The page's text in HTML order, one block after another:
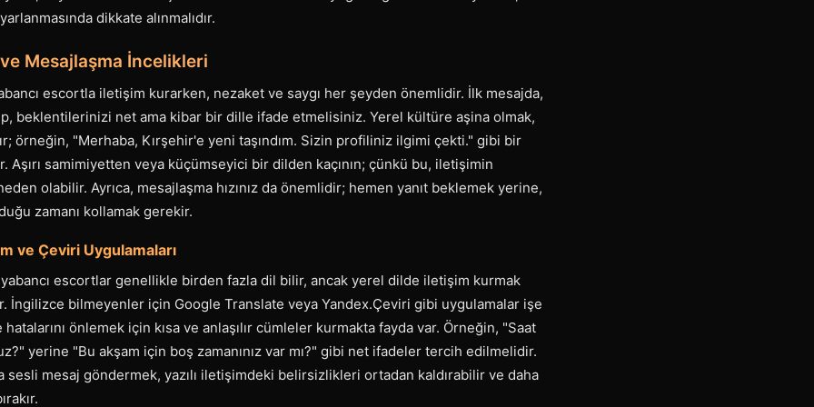
dikkate alınmalıdır.
Mesajlaşma İncelikleri
escortla iletişim kurarken, nezaket ve saygı her şeyden önemlidir. İlk mesajda,
beklentilerinizi net ama kibar bir dille ifade etmelisiniz. Yerel kültüre aşina olmak,
örneğin, "Merhaba, Kırşehir'e yeni taşındım. Sizin profiliniz ilgimi çekti." gibi bir
Aşırı samimiyetten veya küçümseyici bir dilden kaçının; çünkü bu, iletişimin
olabilir. Ayrıca, mesajlaşma hızınız da önemlidir; hemen yanıt beklemek yerine,
zamanı kollamak gerekir.
ve Çeviri Uygulamaları
escortlar genellikle birden fazla dil bilir, ancak yerel dilde iletişim kurmak
İngilizce bilmeyenler için Google Translate veya Yandex.Çeviri gibi uygulamalar işe
önlemek için kısa ve anlaşılır cümleler kurmakta fayda var. Örneğin, "Saat
yerine "Bu akşam için boş zamanınız var mı?" gibi net ifadeler tercih edilmelidir.
sesli mesaj göndermek, yazılı iletişimdeki belirsizlikleri ortadan kaldırabilir ve daha